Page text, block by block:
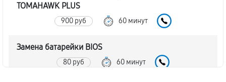
TOMAHAWK PLUS
900 руб 60 минут
Замена батарейки BIOS
80 руб 60 минут